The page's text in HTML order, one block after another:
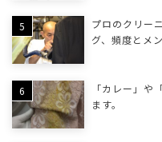
プロのクリー
グ、頻度とメ
「カレー」や
ます。